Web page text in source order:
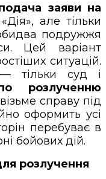
заяви на
але тільки
подружжя
Цей варіант
ситуацій.
тільки суд і
розлученню
справу під
оформить усі
перебуває в
бойових дій.
розлучення